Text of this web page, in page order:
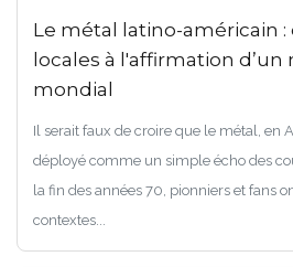
Le métal latino-américain :
locales à l'affirmation
mondial
Il serait faux de croire que le métal, en
déployé comme un simple écho des
la fin des années 70, pionniers et fans
contextes...